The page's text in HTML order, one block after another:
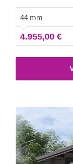
su mayor
versión aislada
44 mm
4.955,00 €